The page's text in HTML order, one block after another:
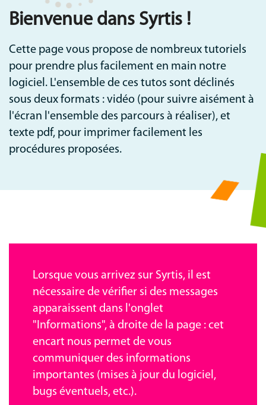
Communication
Bienvenue dans Syrtis !
Cette page vous propose de nombreux tutoriels
pour prendre plus facilement en main notre
logiciel. L'ensemble de ces tutos sont déclinés
sous deux formats : vidéo (pour suivre aisément à
l'écran l'ensemble des parcours à réaliser), et
texte pdf, pour imprimer facilement les
procédures proposées.
Lorsque vous arrivez sur Syrtis, il est
nécessaire de vérifier si des messages
apparaissent dans l'onglet
"Informations", à droite de la page : cet
encart nous permet de vous
communiquer des informations
importantes (mises à jour du logiciel,
bugs éventuels, etc.).